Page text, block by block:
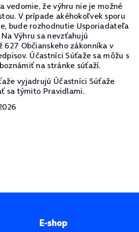
vedomie, že výhru nie je možné
V prípade akéhokoľvek sporu
bude rozhodnutie Usporiadateľa
Výhru sa nevzťahujú
627 Občianskeho zákonníka v
Účastníci Súťaže sa môžu s
na stránke súťaží.
vyjadrujú Účastníci Súťaže
sa týmito Pravidlami.
E-shop